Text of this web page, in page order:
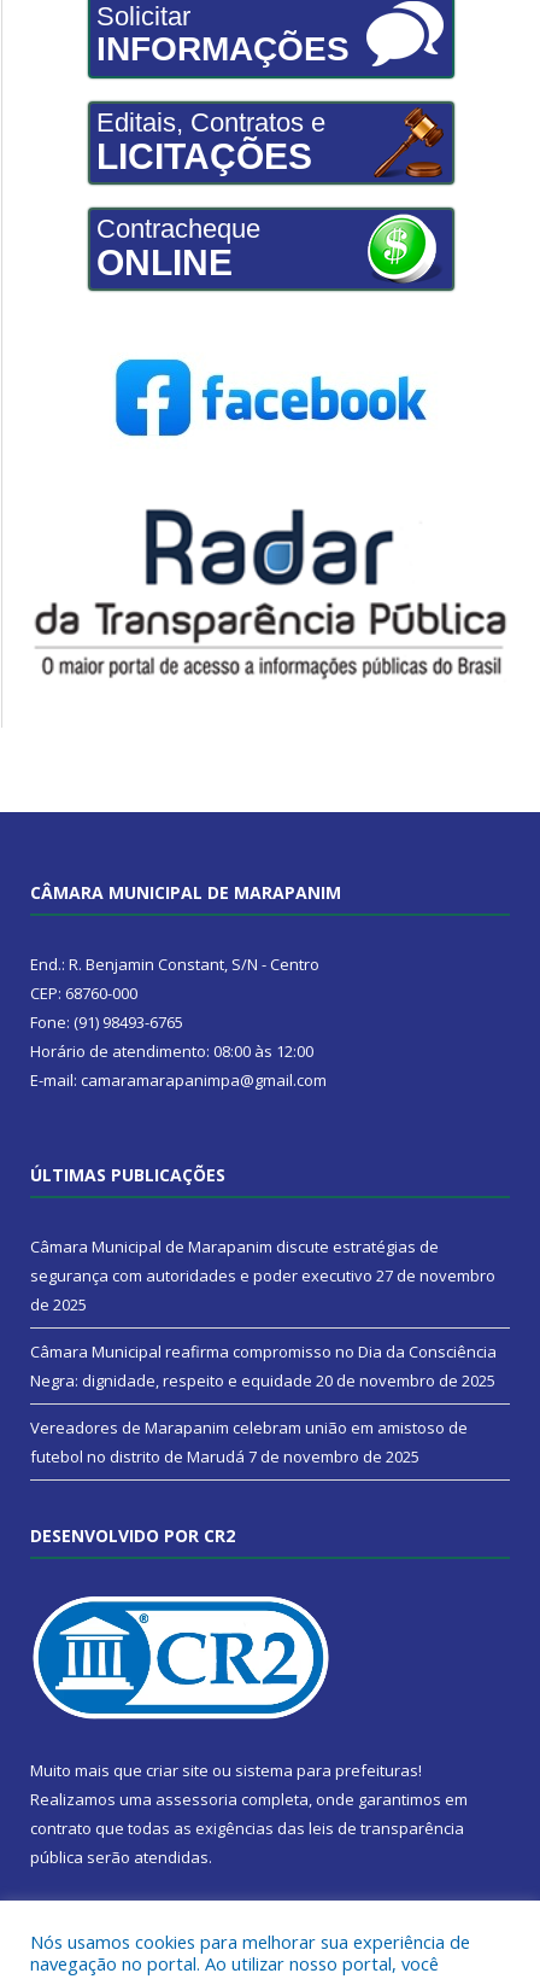
Solicitar
INFORMAÇÕES
Editais, Contratos e
LICITAÇÕES
Contracheque
ONLINE
CÂMARA MUNICIPAL DE MARAPANIM
End.: R. Benjamin Constant, S/N - Centro
CEP: 68760-000
Fone: (91) 98493-6765
Horário de atendimento: 08:00 às 12:00
E-mail: camaramarapanimpa@gmail.com
ÚLTIMAS PUBLICAÇÕES
Câmara Municipal de Marapanim discute estratégias de
segurança com autoridades e poder executivo 27 de novembro
de 2025
Câmara Municipal reafirma compromisso no Dia da Consciência
Negra: dignidade, respeito e equidade 20 de novembro de 2025
Vereadores de Marapanim celebram união em amistoso de
futebol no distrito de Marudá 7 de novembro de 2025
DESENVOLVIDO POR CR2
Muito mais que criar site ou sistema para prefeituras!
Realizamos uma assessoria completa, onde garantimos em
contrato que todas as exigências das leis de transparência
pública serão atendidas.
Nós usamos cookies para melhorar sua experiência de
navegação no portal. Ao utilizar nosso portal, você